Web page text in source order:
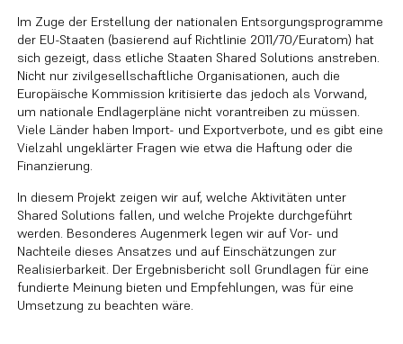
Im Zuge der Erstellung der nationalen Entsorgungsprogramme
der EU-Staaten (basierend auf Richtlinie 2011/70/Euratom) hat
sich gezeigt, dass etliche Staaten Shared Solutions anstreben.
Nicht nur zivilgesellschaftliche Organisationen, auch die
Europäische Kommission kritisierte das jedoch als Vorwand,
um nationale Endlagerpläne nicht vorantreiben zu müssen.
Viele Länder haben Import- und Exportverbote, und es gibt eine
Vielzahl ungeklärter Fragen wie etwa die Haftung oder die
Finanzierung.
In diesem Projekt zeigen wir auf, welche Aktivitäten unter
Shared Solutions fallen, und welche Projekte durchgeführt
werden. Besonderes Augenmerk legen wir auf Vor- und
Nachteile dieses Ansatzes und auf Einschätzungen zur
Realisierbarkeit. Der Ergebnisbericht soll Grundlagen für eine
fundierte Meinung bieten und Empfehlungen, was für eine
Umsetzung zu beachten wäre.